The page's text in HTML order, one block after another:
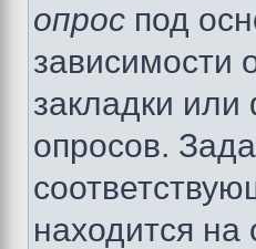
опрос под
зависимости
закладки
опросов.
находится на